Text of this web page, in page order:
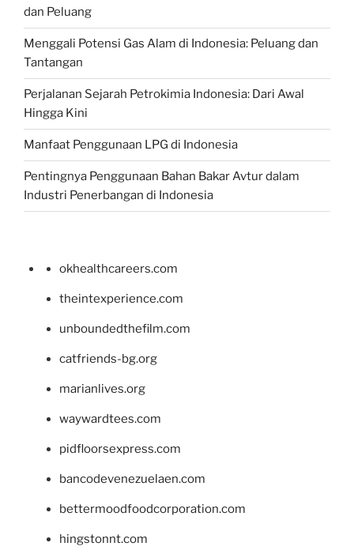
dan Peluang
Menggali Potensi Gas Alam di Indonesia: Peluang dan
Tantangan
Perjalanan Sejarah Petrokimia Indonesia: Dari Awal
Hingga Kini
Manfaat Penggunaan LPG di Indonesia
Pentingnya Penggunaan Bahan Bakar Avtur dalam
Industri Penerbangan di Indonesia
okhealthcareers.com
theintexperience.com
unboundedthefilm.com
catfriends-bg.org
marianlives.org
waywardtees.com
pidfloorsexpress.com
bancodevenezuelaen.com
bettermoodfoodcorporation.com
hingstonnt.com